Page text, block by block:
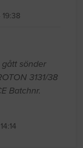
sönder
3131/38
Batchnr.